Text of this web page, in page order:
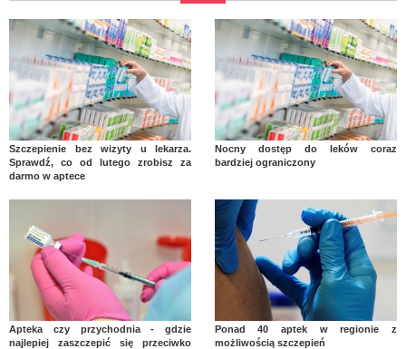
Szczepienie bez wizyty u lekarza.
Sprawdź, co od lutego zrobisz za
darmo w aptece
Nocny dostęp do leków coraz
bardziej ograniczony
Apteka czy przychodnia - gdzie
najlepiej zaszczepić się przeciwko
Ponad 40 aptek w regionie z
możliwością szczepień